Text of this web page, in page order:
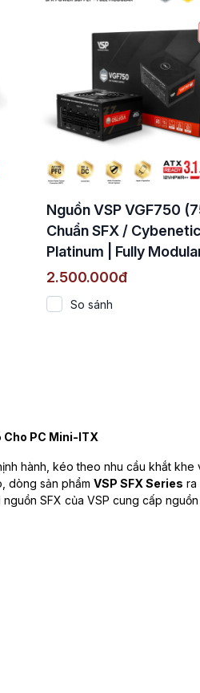
Nguồn VSP VGF750
Chuẩn SFX /
Platinum | Fully
ATX 3.1 & PCIe 5.1)
2.500.000đ
So sánh
Cho PC Mini-ITX
hành, kéo theo nhu cầu khắt
dòng sản phẩm VSP SFX Series ra
SFX của VSP cung cấp